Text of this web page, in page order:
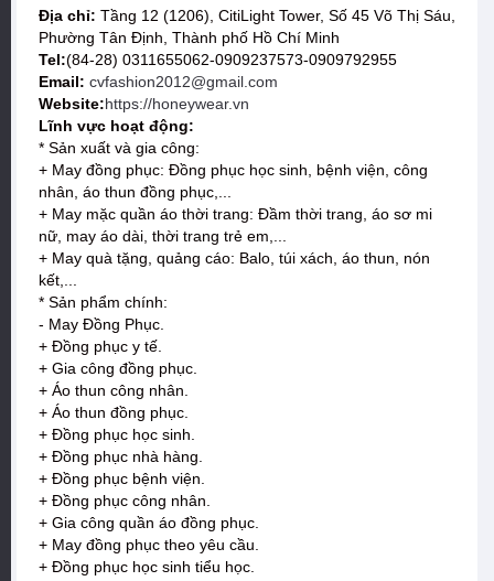
Địa chỉ: Tầng 12 (1206), CitiLight Tower, Số 45 Võ Thị Sáu,
Phường Tân Định, Thành phố Hồ Chí Minh
Tel:(84-28) 0311655062-0909237573-0909792955
Email: cvfashion2012@gmail.com
Website:https://honeywear.vn
Lĩnh vực hoạt động:
* Sản xuất và gia công:
+ May đồng phục: Đồng phục học sinh, bệnh viện, công
nhân, áo thun đồng phục,...
+ May mặc quần áo thời trang: Đầm thời trang, áo sơ mi
nữ, may áo dài, thời trang trẻ em,...
+ May quà tặng, quảng cáo: Balo, túi xách, áo thun, nón
kết,...
* Sản phẩm chính:
- May Đồng Phục.
+ Đồng phục y tế.
+ Gia công đồng phục.
+ Áo thun công nhân.
+ Áo thun đồng phục.
+ Đồng phục học sinh.
+ Đồng phục nhà hàng.
+ Đồng phục bệnh viện.
+ Đồng phục công nhân.
+ Gia công quần áo đồng phục.
+ May đồng phục theo yêu cầu.
+ Đồng phục học sinh tiểu học.